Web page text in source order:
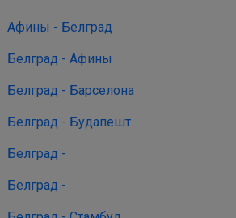
Афины - Белград
Белград - Афины
Белград - Барселона
Белград - Будапешт
Белград -
Белград -